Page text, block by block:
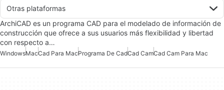
Otras plataformas
ArchiCAD es un programa CAD para el modelado de información de
construcción que ofrece a sus usuarios más flexibilidad y libertad
con respecto a…
WindowsMacCad Para MacPrograma De CadCad CamCad Cam Para Mac